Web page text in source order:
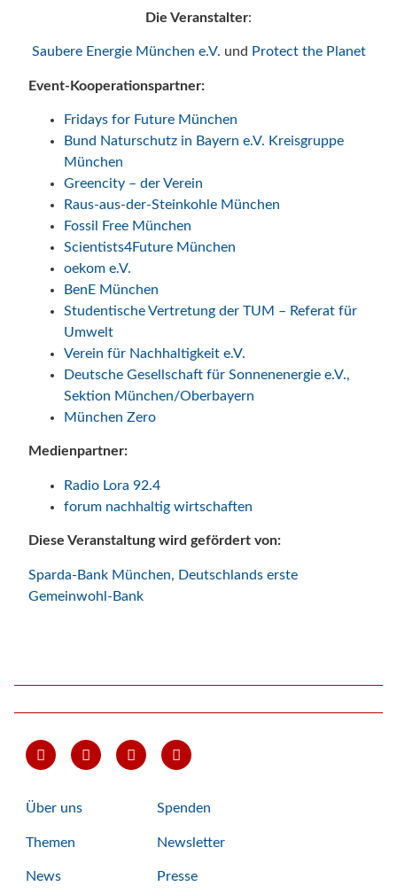
Die Veranstalter:
Saubere Energie München e.V. und Protect the Planet
Event-Kooperationspartner:
Fridays for Future München
Bund Naturschutz in Bayern e.V. Kreisgruppe
München
Greencity – der Verein
Raus-aus-der-Steinkohle München
Fossil Free München
Scientists4Future München
oekom e.V.
BenE München
Studentische Vertretung der TUM – Referat für
Umwelt
Verein für Nachhaltigkeit e.V.
Deutsche Gesellschaft für Sonnenenergie e.V.,
Sektion München/Oberbayern
München Zero
Medienpartner:
Radio Lora 92.4
forum nachhaltig wirtschaften
Diese Veranstaltung wird gefördert von:
Sparda-Bank München, Deutschlands erste
Gemeinwohl-Bank
Über uns
Themen
News
Spenden
Newsletter
Presse